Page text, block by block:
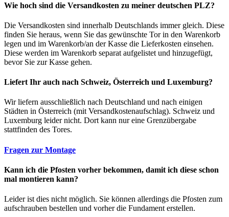
Wie hoch sind die Versandkosten zu meiner deutschen PLZ?
Die Versandkosten sind innerhalb Deutschlands immer gleich. Diese
finden Sie heraus, wenn Sie das gewünschte Tor in den Warenkorb
legen und im Warenkorb/an der Kasse die Lieferkosten einsehen.
Diese werden im Warenkorb separat aufgelistet und hinzugefügt,
bevor Sie zur Kasse gehen.
Liefert Ihr auch nach Schweiz, Österreich und Luxemburg?
Wir liefern ausschließlich nach Deutschland und nach einigen
Städten in Österreich (mit Versandkostenaufschlag). Schweiz und
Luxemburg leider nicht. Dort kann nur eine Grenzübergabe
stattfinden des Tores.
Fragen zur Montage
Kann ich die Pfosten vorher bekommen, damit ich diese schon
mal montieren kann?
Leider ist dies nicht möglich. Sie können allerdings die Pfosten zum
aufschrauben bestellen und vorher die Fundament erstellen.